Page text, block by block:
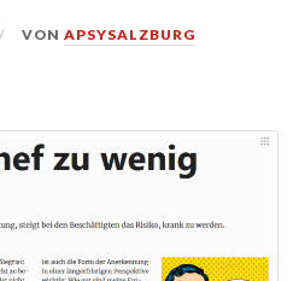
VONAPSYSALZBURG